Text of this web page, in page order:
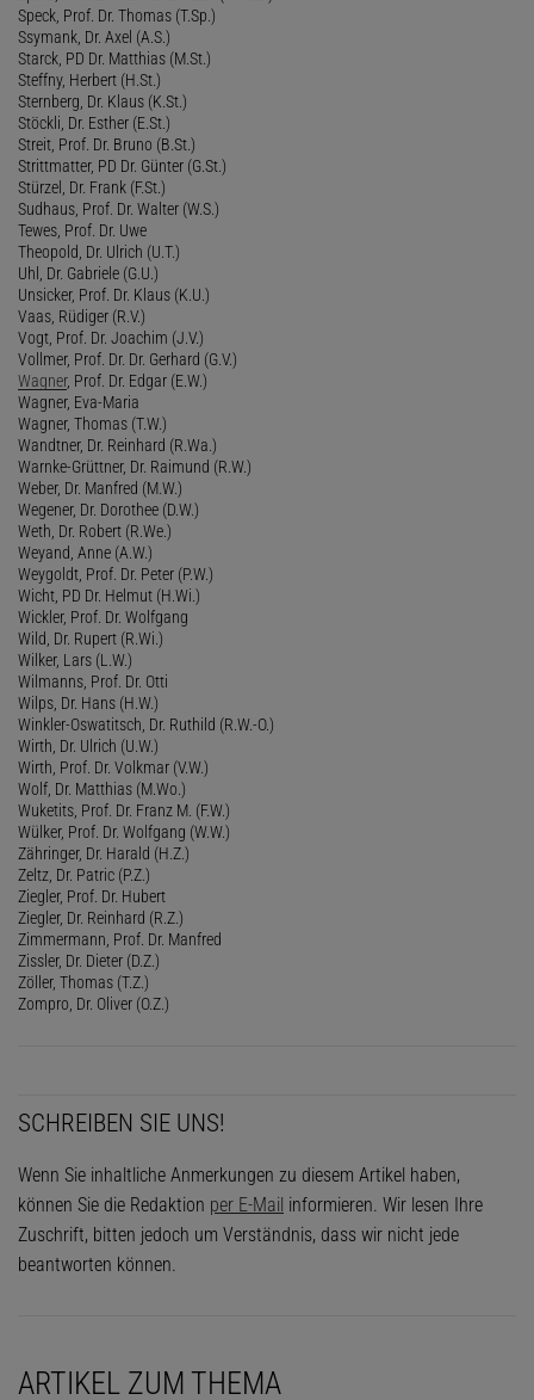
Speck, Prof. Dr. Thomas (T.Sp.)
Ssymank, Dr. Axel (A.S.)
Starck, PD Dr. Matthias (M.St.)
Steffny, Herbert (H.St.)
Sternberg, Dr. Klaus (K.St.)
Stöckli, Dr. Esther (E.St.)
Streit, Prof. Dr. Bruno (B.St.)
Strittmatter, PD Dr. Günter (G.St.)
Stürzel, Dr. Frank (F.St.)
Sudhaus, Prof. Dr. Walter (W.S.)
Tewes, Prof. Dr. Uwe
Theopold, Dr. Ulrich (U.T.)
Uhl, Dr. Gabriele (G.U.)
Unsicker, Prof. Dr. Klaus (K.U.)
Vaas, Rüdiger (R.V.)
Vogt, Prof. Dr. Joachim (J.V.)
Vollmer, Prof. Dr. Dr. Gerhard (G.V.)
Wagner, Prof. Dr. Edgar (E.W.)
Wagner, Eva-Maria
Wagner, Thomas (T.W.)
Wandtner, Dr. Reinhard (R.Wa.)
Warnke-Grüttner, Dr. Raimund (R.W.)
Weber, Dr. Manfred (M.W.)
Wegener, Dr. Dorothee (D.W.)
Weth, Dr. Robert (R.We.)
Weyand, Anne (A.W.)
Weygoldt, Prof. Dr. Peter (P.W.)
Wicht, PD Dr. Helmut (H.Wi.)
Wickler, Prof. Dr. Wolfgang
Wild, Dr. Rupert (R.Wi.)
Wilker, Lars (L.W.)
Wilmanns, Prof. Dr. Otti
Wilps, Dr. Hans (H.W.)
Winkler-Oswatitsch, Dr. Ruthild (R.W.-O.)
Wirth, Dr. Ulrich (U.W.)
Wirth, Prof. Dr. Volkmar (V.W.)
Wolf, Dr. Matthias (M.Wo.)
Wuketits, Prof. Dr. Franz M. (F.W.)
Wülker, Prof. Dr. Wolfgang (W.W.)
Zähringer, Dr. Harald (H.Z.)
Zeltz, Dr. Patric (P.Z.)
Ziegler, Prof. Dr. Hubert
Ziegler, Dr. Reinhard (R.Z.)
Zimmermann, Prof. Dr. Manfred
Zissler, Dr. Dieter (D.Z.)
Zöller, Thomas (T.Z.)
Zompro, Dr. Oliver (O.Z.)
SCHREIBEN SIE UNS!
Wenn Sie inhaltliche Anmerkungen zu diesem Artikel haben,
können Sie die Redaktion per E-Mail informieren. Wir lesen Ihre
Zuschrift, bitten jedoch um Verständnis, dass wir nicht jede
beantworten können.
ARTIKEL ZUM THEMA